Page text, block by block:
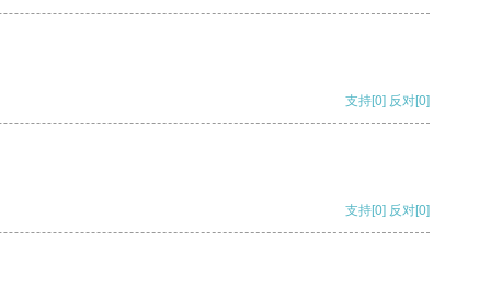
支持[0] 反对[0]
支持[0] 反对[0]